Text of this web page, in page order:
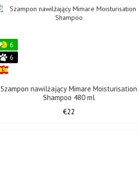
6
6
Szampon nawilżający Mimare Moisturisation
Shampoo 480 ml
€22